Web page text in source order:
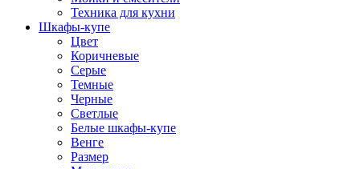
Техника для кухни
Шкафы-купе
Цвет
Коричневые
Серые
Темные
Черные
Светлые
Белые шкафы-купе
Венге
Размер